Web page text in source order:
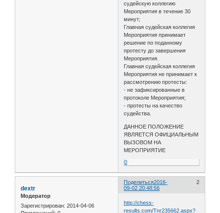
судейскую коллегию
Мероприятия в течение 30
минут;
Главная судейская коллегия
Мероприятия принимает
решение по поданному
протесту до завершения
Мероприятия.
Главная судейская коллегия
Мероприятия не принимает к
рассмотрению протесты:
- не зафиксированные в
протоколе Мероприятия;
- протесты на качество
судейства.
ДАННОЕ ПОЛОЖЕНИЕ
ЯВЛЯЕТСЯ ОФИЦИАЛЬНЫМ
ВЫЗОВОМ НА
МЕРОПРИЯТИЕ
0
Поделиться 2
2016-
09-02 20:48:56
dextr
Модератор
Зарегистрирован: 2014-04-06
http://chess-
results.com/Tnr235662.aspx?